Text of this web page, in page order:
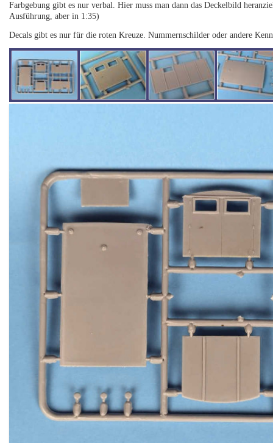
Farbgebung gibt es nur verbal. Hier muss man dann das Deckelbild
Ausführung, aber in 1:35)
Decals gibt es nur für die roten Kreuze. Nummernschilder oder andere